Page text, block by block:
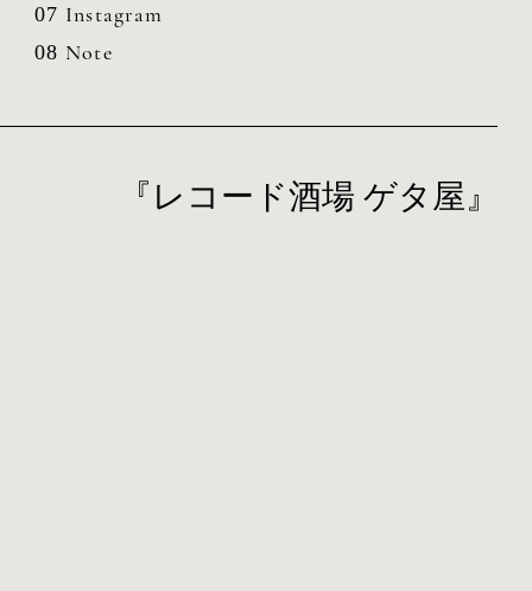
07 Instagram
08 Note
『レコード酒場 ゲタ屋